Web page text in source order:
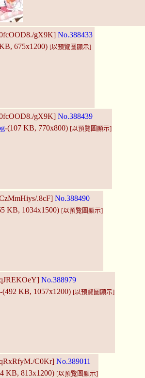
gX9K] No.388433
675x1200) [以預覽圖顯示]
gX9K] No.388439
-(107 KB, 770x800) [以預覽圖顯示]
.8cF] No.388490
KB, 1034x1500) [以預覽圖顯示]
No.388979
-(492 KB, 1057x1200) [以預覽圖顯示]
C0Kr] No.389011
KB, 813x1200) [以預覽圖顯示]